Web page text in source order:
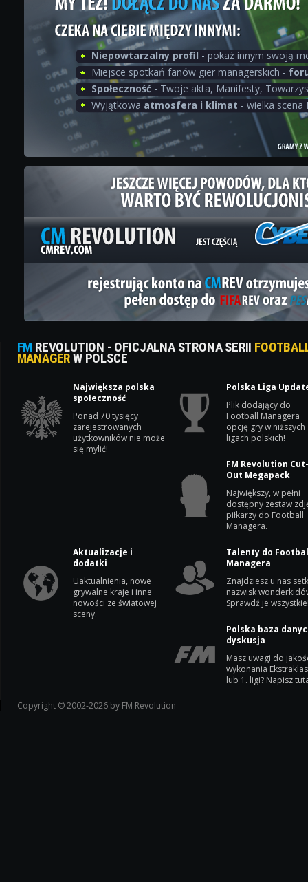
Niepowtarzalny profil - pokaż innym swoją
Miejsce spotkań fanów gier managerskich -
Społeczność- Twoje akta, Manifesty,
Wyjątkowa atmosfera i klimat - wielka scena
FM REVOLUTION - OFICJALNA STRONA SERII
MANAGERW POLSCE
Największa polska
społeczność
Ponad 70 tysięcy
zarejestrowanych
użytkowników nie może
się mylić!
Polska Liga
Plik dodający do
Football Managera
opcję gry w niższych
ligach polskich!
FM Revolution
Out Megapack
Największy, w pełni
dostępny zestaw
piłkarzy do Football
Managera.
Aktualizacje i
dodatki
Uaktualnienia, nowe
grywalne kraje i inne
nowości ze światowej
sceny.
Talenty do
Managera
Znajdziesz u nas
nazwisk
Sprawdź je
Polska baza
dyskusja
Masz uwagi do
wykonania
lub 1. ligi? Napisz
Copyright © 2002-2026 by FM Revolution